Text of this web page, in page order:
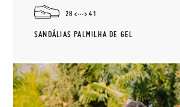
28 41
SANDÁLIAS PALMILHA DE GEL